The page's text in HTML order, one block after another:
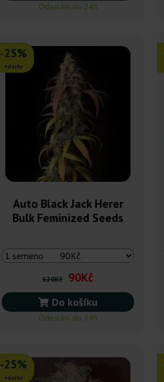
Odeslání do 24h
-25%
+dárky
Auto Black Jack Herer
Bulk Feminized Seeds
120Kč 90Kč
Do košíku
Odeslání do 24h
-25%
+dárky